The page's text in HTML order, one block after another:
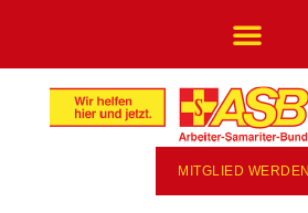
MITGLIED WERDEN